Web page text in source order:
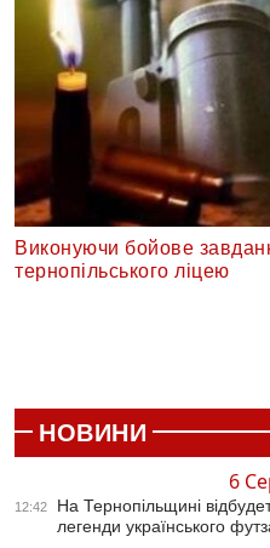
Виконуючи бойове
тернопільського ліцею
НОВИНИ
6
12:42
На Тернопільщині
легенди українського